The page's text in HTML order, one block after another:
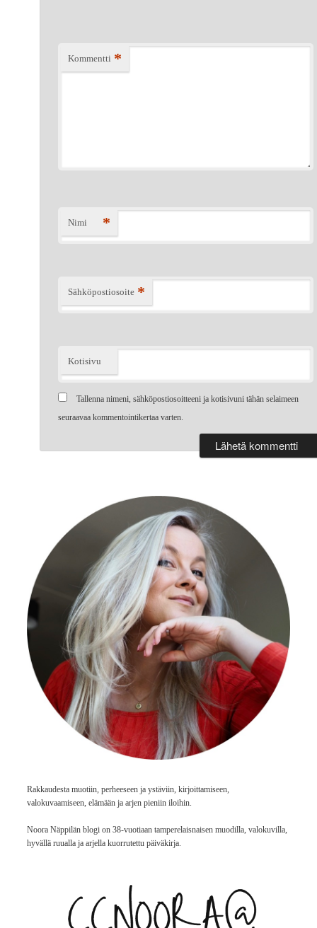
Kommentti *
Nimi *
Sähköpostiosoite *
Kotisivu
Tallenna nimeni, sähköpostiosoitteeni ja kotisivuni tähän selaimeen
seuraavaa kommentointikertaa varten.
Rakkaudesta muotiin, perheeseen ja ystäviin, kirjoittamiseen,
valokuvaamiseen, elämään ja arjen pieniin iloihin.
Noora Näppilän blogi on 38-vuotiaan tamperelaisnaisen muodilla, valokuvilla,
hyvällä ruualla ja arjella kuorrutettu päiväkirja.